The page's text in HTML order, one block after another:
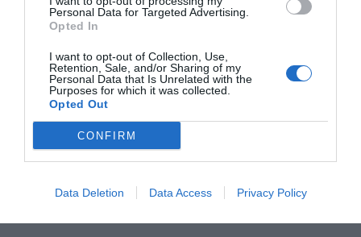
Personal Data for Targeted Advertising.
Opted In
I want to opt-out of Collection, Use,
Retention, Sale, and/or Sharing of my
Personal Data that Is Unrelated with the
Purposes for which it was collected.
Opted Out
CONFIRM
Data Deletion Data Access Privacy Policy